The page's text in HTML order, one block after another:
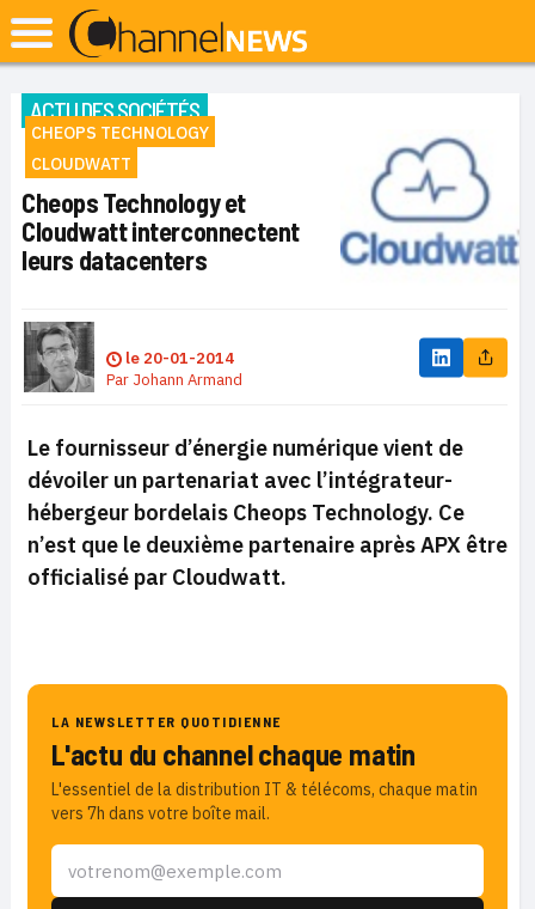
ACTU DES SOCIÉTÉS
CHEOPS TECHNOLOGY
CLOUDWATT
Cheops Technology et
Cloudwatt interconnectent
leurs datacenters
le 20-01-2014
Par Johann Armand
Le fournisseur d’énergie numérique vient de
dévoiler un partenariat avec l’intégrateur-
hébergeur bordelais Cheops Technology. Ce
n’est que le deuxième partenaire après APX être
officialisé par Cloudwatt.
LA NEWSLETTER QUOTIDIENNE
L'actu du channel chaque matin
L'essentiel de la distribution IT & télécoms, chaque matin
vers 7h dans votre boîte mail.